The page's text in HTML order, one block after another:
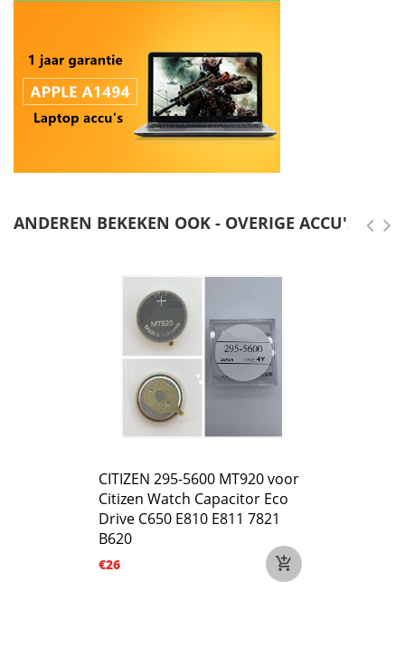
ANDEREN BEKEKEN OOK - OVERIGE ACCU'S
CITIZEN 295-5600 MT920 voor
Citizen Watch Capacitor Eco
Drive C650 E810 E811 7821
B620
€26